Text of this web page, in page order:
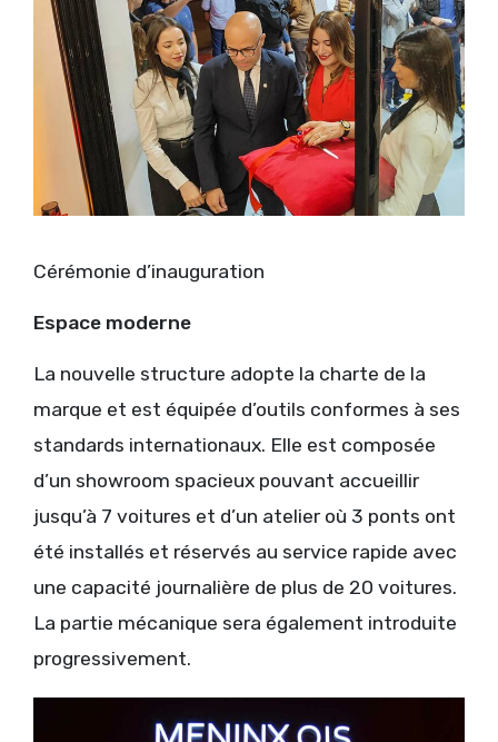
Cérémonie d’inauguration
Espace moderne
La nouvelle structure adopte la charte de la
marque et est équipée d’outils conformes à ses
standards internationaux. Elle est composée
d’un showroom spacieux pouvant accueillir
jusqu’à 7 voitures et d’un atelier où 3 ponts ont
été installés et réservés au service rapide avec
une capacité journalière de plus de 20 voitures.
La partie mécanique sera également introduite
progressivement.